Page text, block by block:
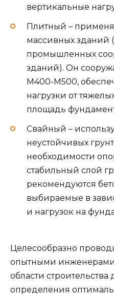
вертикальные
Плитный –
массивных зданий
промышленных
зданий). Он
M400-M500,
нагрузки от
площадь
Свайный –
неустойчивых
необходимости
стабильный слой
рекомендуются
выбираемые в
и нагрузок на
Целесообразно
опытными
области строительства
определения